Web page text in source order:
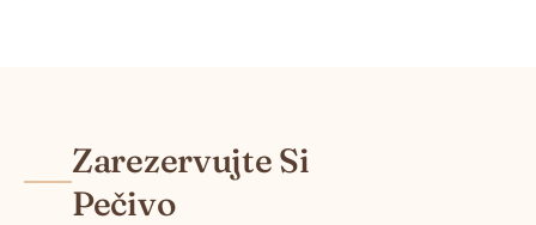
Zarezervujte Si
Pečivo